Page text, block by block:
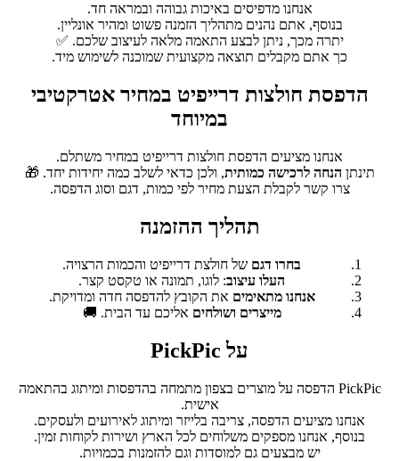
אנחנו מדפיסים באיכות גבוהה ובמראה חד.
בנוסף, אתם נהנים מתהליך הזמנה פשוט ומהיר אונליין.
יתרה מכך, ניתן לבצע התאמה מלאה לעיצוב שלכם. ✅
כך אתם מקבלים תוצאה מקצועית שמוכנה לשימוש מיד.
הדפסת חולצות דרייפיט במחיר אטרקטיבי
במיוחד
אנחנו מציעים הדפסת חולצות דרייפיט במחיר משתלם.
תינתן הנחה לרכישה כמותית, ולכן כדאי לשלב כמה יחידות יחד. 🎁
צרו קשר לקבלת הצעת מחיר לפי כמות, דגם וסוג הדפסה.
תהליך ההזמנה
בחרו דגם של חולצת דרייפיט והכמות הרצויה.
העלו עיצוב: לוגו, תמונה או טקסט קצר.
אנחנו מתאימים את הקובץ להדפסה חדה ומדויקת.
מייצרים ושולחים אליכם עד הבית. 🚚
על PickPic
PickPic הדפסה על מוצרים בצפון מתמחה בהדפסות ומיתוג בהתאמה
אישית.
אנחנו מציעים הדפסה, צריבה בלייזר ומיתוג לאירועים ולעסקים.
בנוסף, אנחנו מספקים משלוחים לכל הארץ ושירות לקוחות זמין.
יש מבצעים גם למוסדות וגם להזמנות בכמויות.